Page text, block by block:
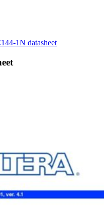
1N datasheet